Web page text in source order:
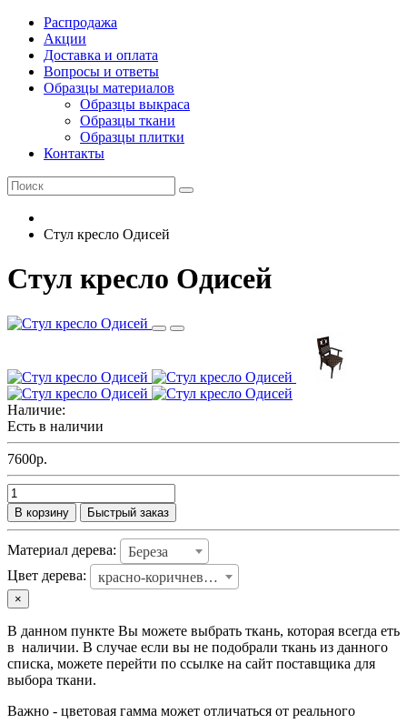
Распродажа
Акции
Доставка и оплата
Вопросы и ответы
Образцы материалов
Образцы выкраса
Образцы ткани
Образцы плитки
Контакты
Стул кресло Одисей
Стул кресло Одисей
Наличие:
Есть в наличии
7600р.
В корзину Быстрый заказ
Материал дерева:
Береза
Цвет дерева:
красно-коричневый 1
×
В данном пункте Вы можете выбрать ткань, которая всегда еть
в наличии. В случае если вы не подобрали ткань из данного
списка, можете перейти по ссылке на сайт поставщика для
выбора ткани.
Важно - цветовая гамма может отличаться от реального